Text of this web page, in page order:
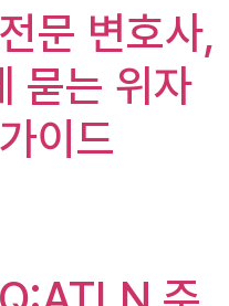
문 변호사,
묻는 위자
이드